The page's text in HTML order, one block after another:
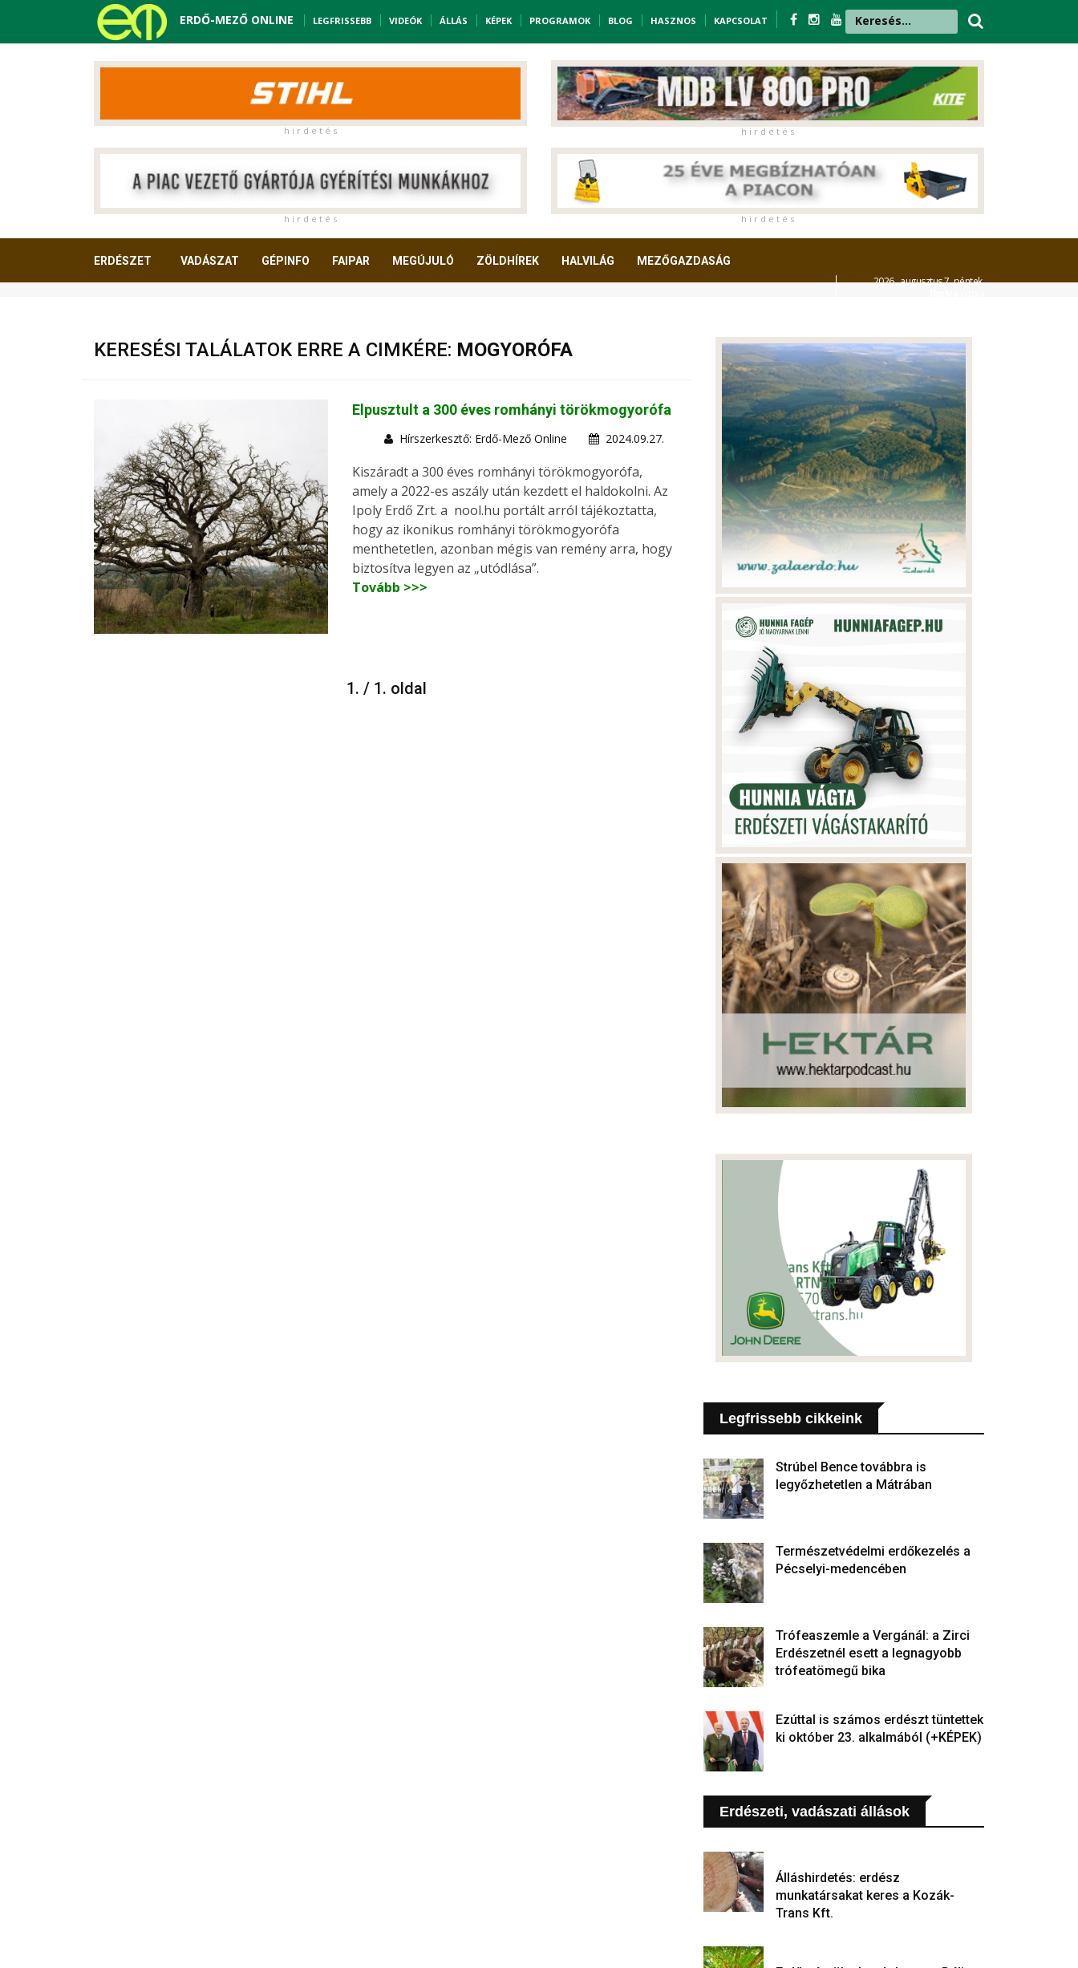
ERDŐ-MEZŐ ONLINE LEGFRISSEBB VIDEÓK ÁLLÁS KÉPEK PROGRAMOK BLOG HASZNOS KAPCSOLAT
h i r d e t é s h i r d e t é s
h i r d e t é s h i r d e t é s
ERDÉSZET VADÁSZAT GÉPINFO FAIPAR MEGÚJULÓ ZÖLDHÍREK HALVILÁG MEZŐGAZDASÁG
2026. augusztus 7. péntek,
KERESÉSI TALÁLATOK ERRE A CIMKÉRE: MOGYORÓFA
Elpusztult a 300 éves romhányi törökmogyorófa
Hírszerkesztő: Erdő-Mező Online 2024.09.27.
Kiszáradt a 300 éves romhányi törökmogyorófa,
amely a 2022-es aszály után kezdett el haldokolni. Az
Ipoly Erdő Zrt. a nool.hu portált arról tájékoztatta,
hogy az ikonikus romhányi törökmogyorófa
menthetetlen, azonban mégis van remény arra, hogy
biztosítva legyen az „utódlása”.
Tovább >>>
1. / 1. oldal
Legfrissebb cikkeink
Strúbel Bence továbbra is
legyőzhetetlen a Mátrában
Természetvédelmi erdőkezelés a
Pécselyi-medencében
Trófeaszemle a Vergánál: a Zirci
Erdészetnél esett a legnagyobb
trófeatömegű bika
Ezúttal is számos erdészt tüntettek
ki október 23. alkalmából (+KÉPEK)
Erdészeti, vadászati állások
Álláshirdetés: erdész
munkatársakat keres a Kozák-
Trans Kft.